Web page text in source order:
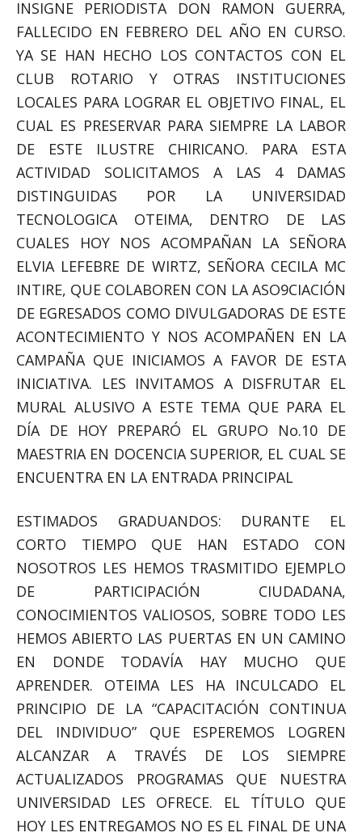
INSIGNE PERIODISTA DON RAMON GUERRA,
FALLECIDO EN FEBRERO DEL AÑO EN CURSO.
YA SE HAN HECHO LOS CONTACTOS CON EL
CLUB ROTARIO Y OTRAS INSTITUCIONES
LOCALES PARA LOGRAR EL OBJETIVO FINAL, EL
CUAL ES PRESERVAR PARA SIEMPRE LA LABOR
DE ESTE ILUSTRE CHIRICANO. PARA ESTA
ACTIVIDAD SOLICITAMOS A LAS 4 DAMAS
DISTINGUIDAS POR LA UNIVERSIDAD
TECNOLOGICA OTEIMA, DENTRO DE LAS
CUALES HOY NOS ACOMPAÑAN LA SEÑORA
ELVIA LEFEBRE DE WIRTZ, SEÑORA CECILA MC
INTIRE, QUE COLABOREN CON LA ASO9CIACIÓN
DE EGRESADOS COMO DIVULGADORAS DE ESTE
ACONTECIMIENTO Y NOS ACOMPAÑEN EN LA
CAMPAÑA QUE INICIAMOS A FAVOR DE ESTA
INICIATIVA. LES INVITAMOS A DISFRUTAR EL
MURAL ALUSIVO A ESTE TEMA QUE PARA EL
DÍA DE HOY PREPARÓ EL GRUPO No.10 DE
MAESTRIA EN DOCENCIA SUPERIOR, EL CUAL SE
ENCUENTRA EN LA ENTRADA PRINCIPAL
ESTIMADOS GRADUANDOS: DURANTE EL
CORTO TIEMPO QUE HAN ESTADO CON
NOSOTROS LES HEMOS TRASMITIDO EJEMPLO
DE PARTICIPACIÓN CIUDADANA,
CONOCIMIENTOS VALIOSOS, SOBRE TODO LES
HEMOS ABIERTO LAS PUERTAS EN UN CAMINO
EN DONDE TODAVÍA HAY MUCHO QUE
APRENDER. OTEIMA LES HA INCULCADO EL
PRINCIPIO DE LA “CAPACITACIÓN CONTINUA
DEL INDIVIDUO” QUE ESPEREMOS LOGREN
ALCANZAR A TRAVÉS DE LOS SIEMPRE
ACTUALIZADOS PROGRAMAS QUE NUESTRA
UNIVERSIDAD LES OFRECE. EL TÍTULO QUE
HOY LES ENTREGAMOS NO ES EL FINAL DE UNA